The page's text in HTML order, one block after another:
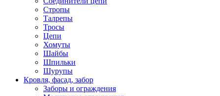
Стропы
Талрепы
Тросы
Цепи
Хомуты
Шайбы
Шпильки
Шурупы
Кровля, фасад, забор
Заборы и ограждения